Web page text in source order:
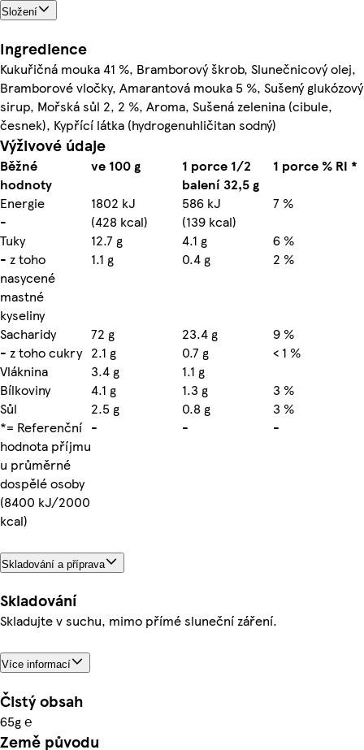
Složení
Ingredience
Kukuřičná mouka 41 %, Bramborový škrob, Slunečnicový olej,
Bramborové vločky, Amarantová mouka 5 %, Sušený glukózový
sirup, Mořská sůl 2, 2 %, Aroma, Sušená zelenina (cibule,
česnek), Kypřící látka (hydrogenuhličitan sodný)
Výživové údaje
Běžné
hodnoty
ve 100 g
1 porce 1/2
balení 32,5 g
1 porce % RI *
Energie
1802 kJ 586 kJ
7 %
-
(428 kcal)
(139 kcal)
Tuky
12.7 g 4.1 g
6 %
- z toho
nasycené
mastné
kyseliny
1.1 g 0.4 g 2 %
Sacharidy 72 g 23.4 g
9 %
- z toho cukry 2.1 g 0.7 g
< 1 %
Vláknina
3.4 g
1.1 g
Bílkoviny
4.1 g 1.3 g
3 %
Sůl
2.5 g 0.8 g
3 %
*= Referenční
hodnota příjmu
u průměrné
dospělé osoby
(8400 kJ/2000
kcal)
- - -
Skladování a příprava
Skladování
Skladujte v suchu, mimo přímé sluneční záření.
Více informací
Čistý obsah
65g ℮
Země původu